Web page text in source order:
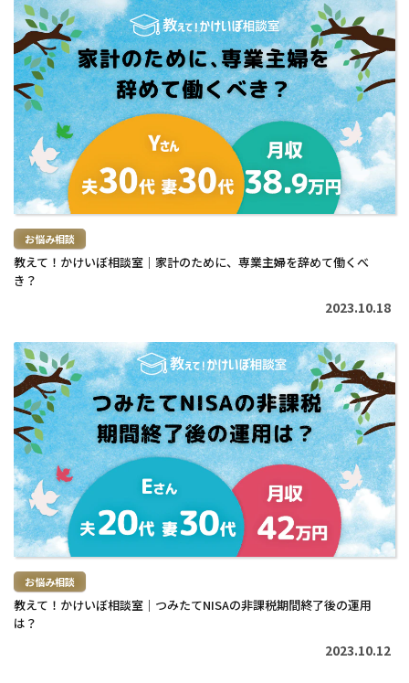
続
き
を
読
む
>
お悩み相談
教えて！かけいぼ相談室｜家計のために、専業主婦を辞めて働くべ
き？
2023.10.18
続
き
を
読
む
>
お悩み相談
教えて！かけいぼ相談室｜つみたてNISAの非課税期間終了後の運用
は？
2023.10.12